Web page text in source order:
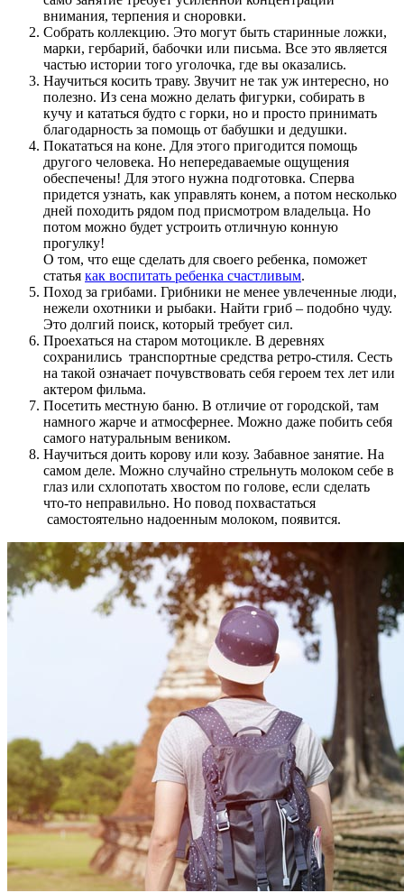
внимания, терпения и сноровки.
Собрать коллекцию. Это могут быть старинные ложки,
марки, гербарий, бабочки или письма. Все это является
частью истории того уголочка, где вы оказались.
Научиться косить траву. Звучит не так уж интересно, но
полезно. Из сена можно делать фигурки, собирать в
кучу и кататься будто с горки, но и просто принимать
благодарность за помощь от бабушки и дедушки.
Покататься на коне. Для этого пригодится помощь
другого человека. Но непередаваемые ощущения
обеспечены! Для этого нужна подготовка. Сперва
придется узнать, как управлять конем, а потом несколько
дней походить рядом под присмотром владельца. Но
потом можно будет устроить отличную конную
прогулку!
О том, что еще сделать для своего ребенка, поможет
статья как воспитать ребенка счастливым.
Поход за грибами. Грибники не менее увлеченные люди,
нежели охотники и рыбаки. Найти гриб – подобно чуду.
Это долгий поиск, который требует сил.
Проехаться на старом мотоцикле. В деревнях
сохранились транспортные средства ретро-стиля. Сесть
на такой означает почувствовать себя героем тех лет или
актером фильма.
Посетить местную баню. В отличие от городской, там
намного жарче и атмосфернее. Можно даже побить себя
самого натуральным веником.
Научиться доить корову или козу. Забавное занятие. На
самом деле. Можно случайно стрельнуть молоком себе в
глаз или схлопотать хвостом по голове, если сделать
что-то неправильно. Но повод похвастаться
самостоятельно надоенным молоком, появится.